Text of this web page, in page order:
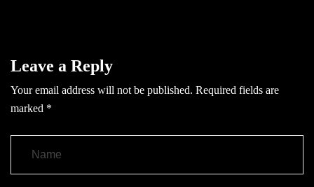
Leave a Reply
Your email address will not be published. Required fields are
marked *